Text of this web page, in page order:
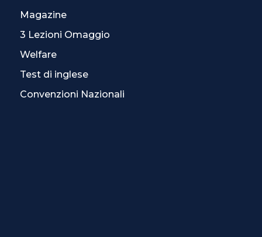
Magazine
3 Lezioni Omaggio
Welfare
Test di inglese
Convenzioni Nazionali